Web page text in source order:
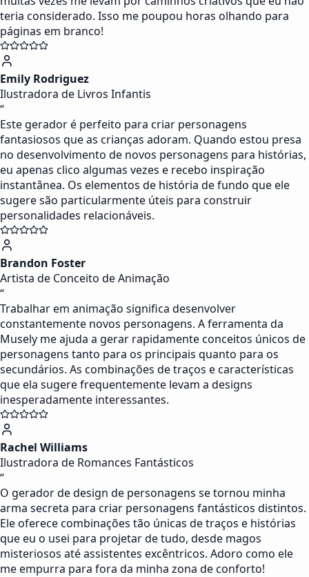
teria considerado. Isso me poupou horas olhando para
páginas em branco!
Emily Rodriguez
Ilustradora de Livros Infantis
“
Este gerador é perfeito para criar personagens
fantasiosos que as crianças adoram. Quando estou presa
no desenvolvimento de novos personagens para histórias,
eu apenas clico algumas vezes e recebo inspiração
instantânea. Os elementos de história de fundo que ele
sugere são particularmente úteis para construir
personalidades relacionáveis.
Brandon Foster
Artista de Conceito de Animação
“
Trabalhar em animação significa desenvolver
constantemente novos personagens. A ferramenta da
Musely me ajuda a gerar rapidamente conceitos únicos de
personagens tanto para os principais quanto para os
secundários. As combinações de traços e características
que ela sugere frequentemente levam a designs
inesperadamente interessantes.
Rachel Williams
Ilustradora de Romances Fantásticos
“
O gerador de design de personagens se tornou minha
arma secreta para criar personagens fantásticos distintos.
Ele oferece combinações tão únicas de traços e histórias
que eu o usei para projetar de tudo, desde magos
misteriosos até assistentes excêntricos. Adoro como ele
me empurra para fora da minha zona de conforto!